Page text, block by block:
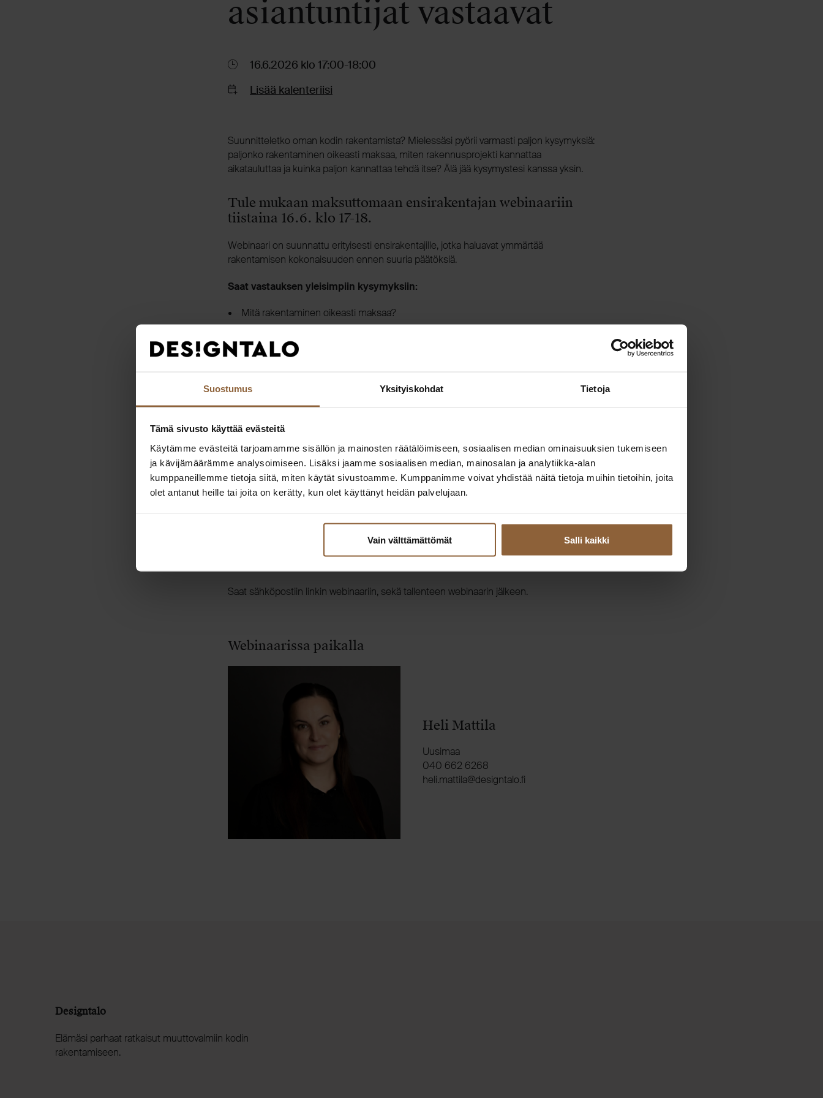
Suostumus Yksityiskohdat Tietoja
Tämä sivusto käyttää evästeitä
Käytämme evästeitä tarjoamamme sisällön ja mainosten räätälöimiseen, sosiaalisen median ominaisuuksien tukemiseen
ja kävijämäärämme analysoimiseen. Lisäksi jaamme sosiaalisen median, mainosalan ja analytiikka-alan
kumppaneillemme tietoja siitä, miten käytät sivustoamme. Kumppanimme voivat yhdistää näitä tietoja muihin tietoihin, joita
olet antanut heille tai joita on kerätty, kun olet käyttänyt heidän palvelujaan.
Vain välttämättömät Salli kaikki
asiantuntijat vastaavat
16.6.2026 klo 17:00-18:00
Lisää kalenteriisi
Suunnitteletko oman kodin rakentamista? Mielessäsi pyörii varmasti paljon kysymyksiä:
paljonko rakentaminen oikeasti maksaa, miten rakennusprojekti kannattaa
aikatauluttaa ja kuinka paljon kannattaa tehdä itse? Älä jää kysymystesi kanssa yksin.
Tule mukaan maksuttomaan ensirakentajan webinaariin
tiistaina 16.6. klo 17-18.
Webinaari on suunnattu erityisesti ensirakentajille, jotka haluavat ymmärtää
rakentamisen kokonaisuuden ennen suuria päätöksiä.
Saat vastauksen yleisimpiin kysymyksiin:
Mitä rakentaminen oikeasti maksaa?
Olenko valmis aloittamaan heti?
Mitä virheitä kannattaa välttää?
Miltä projekti tuntuu arjessa?
Näihin, sekä muihin osallistujien polttaviin kysymyksiin vastaavat Designtalon
asiantuntijat:
Arto Kuha– Asiakasvastaava, asiakaspalvelu
Saat sähköpostiin linkin webinaariin, sekä tallenteen webinaarin jälkeen.
Webinaarissa paikalla
Heli Mattila
Uusimaa
040 662 6268
if.olatngised@alittam.ileh
Designtalo
Elämäsi parhaat ratkaisut muuttovalmiin kodin
rakentamiseen.